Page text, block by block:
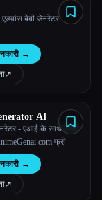
बेबी जेनरेटर
→
↗︎
AI
- एआई के साथ एनीमे
फ्री
→
↗︎